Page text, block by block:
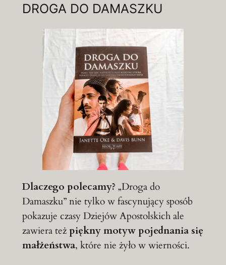
DROGA DO DAMASZKU
Dlaczego polecamy? „Droga do
Damaszku” nie tylko w fascynujący sposób
pokazuje czasy Dziejów Apostolskich ale
zawiera teżpiękny motyw pojednania się
małżeństwa, które nie żyło w wierności.